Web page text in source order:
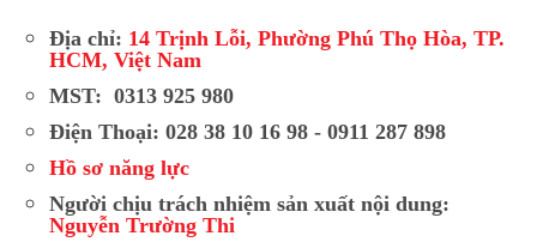
Địa chỉ: 14 Trịnh Lỗi, Phường Phú Thọ Hòa, TP.
HCM, Việt Nam
MST: 0313 925 980
Điện Thoại: 028 38 10 16 98 - 0911 287 898
Hồ sơ năng lực
Người chịu trách nhiệm sản xuất nội dung:
Nguyễn Trường Thi